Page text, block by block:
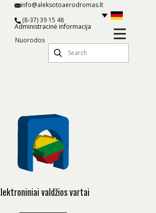
(8-37) 39 15 48
info@aleksotoaerodromas.lt
Nuorodos
Administracinė informacija
valdžios vartai